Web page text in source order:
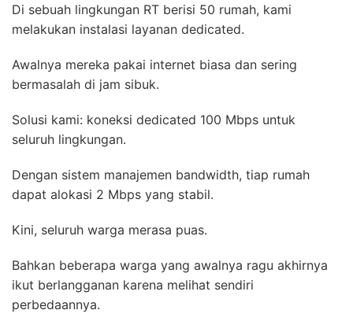
Di sebuah lingkungan RT berisi 50 rumah, kami
melakukan instalasi layanan dedicated.
Awalnya mereka pakai internet biasa dan sering
bermasalah di jam sibuk.
Solusi kami: koneksi dedicated 100 Mbps untuk
seluruh lingkungan.
Dengan sistem manajemen bandwidth, tiap rumah
dapat alokasi 2 Mbps yang stabil.
Kini, seluruh warga merasa puas.
Bahkan beberapa warga yang awalnya ragu akhirnya
ikut berlangganan karena melihat sendiri
perbedaannya.